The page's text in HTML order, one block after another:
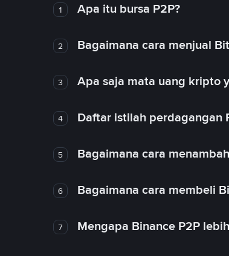
1 Apa itu bursa P2P?
2 Bagaimana cara menjual
3 Apa saja mata uang kripto
4 Daftar istilah perdagangan
5 Bagaimana cara
6 Bagaimana cara membeli
7 Mengapa Binance P2P